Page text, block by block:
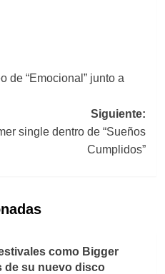
de “Emocional” junto a
Siguiente:
single dentro de “Sueños
Cumplidos”
como Bigger
de su nuevo disco